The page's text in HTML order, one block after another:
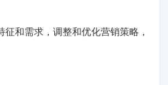
和需求，调整和优化营销策略，